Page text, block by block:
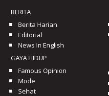
BERITA
Berita Harian
Editorial
News In English
GAYA HIDUP
Famous Opinion
Mode
Sehat